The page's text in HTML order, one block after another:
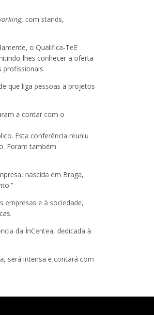
, com stands,
o Qualifica-TeE
lhes conhecer a oferta
profissionais.
que liga pessoas a projetos
a contar com o
Esta conferência reuniu
Foram também
nascida em Braga,
empresas e à sociedade,
da ÍnCentea, dedicada à
será intensa e contará com